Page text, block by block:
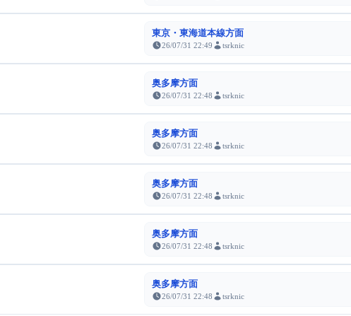
東京・東海道本線方面
26/07/31 22:49 tsrknic
奥多摩方面
26/07/31 22:48 tsrknic
奥多摩方面
26/07/31 22:48 tsrknic
奥多摩方面
26/07/31 22:48 tsrknic
奥多摩方面
26/07/31 22:48 tsrknic
奥多摩方面
26/07/31 22:48 tsrknic